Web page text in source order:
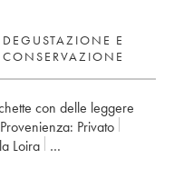
DEGUSTAZIONE E
CONSERVAZIONE
con delle leggere
Provenienza:
privato
Loira